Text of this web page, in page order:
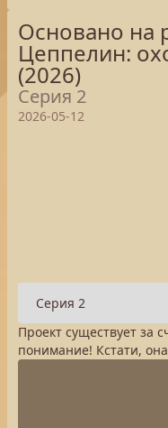
Основано на
Цеппелин:
(2026)
Серия 2
2026-05-12
Проект существует за
понимание! Кстати,